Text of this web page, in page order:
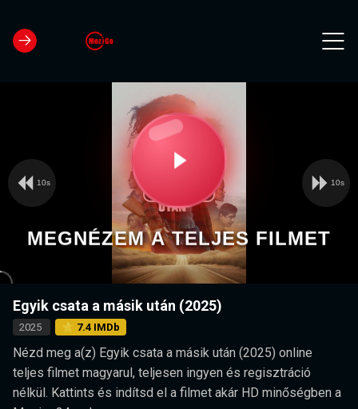
loading.
Play
Video
10s 10s
MEGNÉZEM A TELJES FILMET
Egyik csata a másik után (2025)
2025 ⭐ 7.4 IMDb
Nézd meg a(z) Egyik csata a másik után (2025) online
teljes filmet magyarul, teljesen ingyen és regisztráció
nélkül. Kattints és indítsd el a filmet akár HD minőségben a